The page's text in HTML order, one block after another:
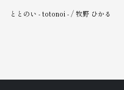
ととのい - totonoi - / 牧野 ひかる